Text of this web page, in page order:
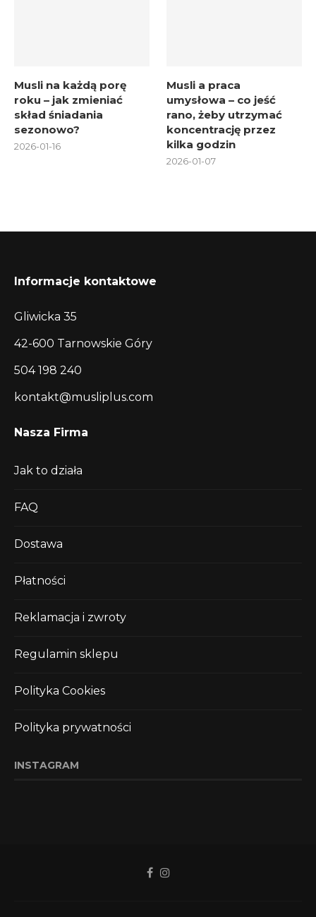
Musli na każdą porę
roku – jak zmieniać
skład śniadania
sezonowo?
2026-01-16
Musli a praca
umysłowa – co jeść
rano, żeby utrzymać
koncentrację przez
kilka godzin
2026-01-07
Informacje kontaktowe
Gliwicka 35
42-600 Tarnowskie Góry
504 198 240
kontakt@musliplus.com
Nasza Firma
Jak to działa
FAQ
Dostawa
Płatności
Reklamacja i zwroty
Regulamin sklepu
Polityka Cookies
Polityka prywatności
INSTAGRAM